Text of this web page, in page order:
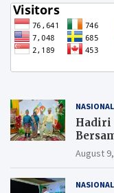
NASIONAL
Hadiri
August
NASIONAL